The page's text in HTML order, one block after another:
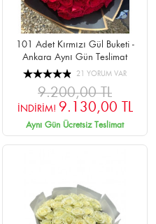
101 Adet Kırmızı Gül Buketi -
Ankara Aynı Gün Teslimat
21 YORUM VAR
9.200,00 TL
İNDİRİM! 9.130,00 TL
Aynı Gün Ücretsiz Teslimat